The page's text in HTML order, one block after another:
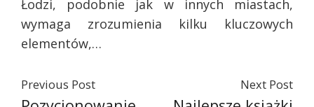
Łodzi, podobnie jak w innych miastach,
wymaga zrozumienia kilku kluczowych
elementów,…
Previous Post Next Post